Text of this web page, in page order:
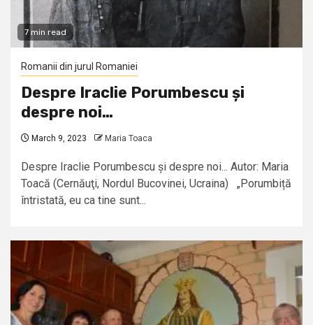
7 min read
Romanii din jurul Romaniei
Despre Iraclie Porumbescu și
despre noi…
March 9, 2023 Maria Toaca
Despre Iraclie Porumbescu și despre noi... Autor: Maria
Toacă (Cernăuţi, Nordul Bucovinei, Ucraina) „Porumbiță
întristată, eu ca tine sunt...